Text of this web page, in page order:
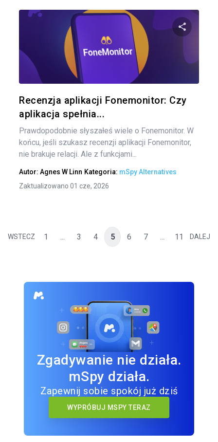
Recenzja aplikacji Fonemonitor: Czy
aplikacja spełnia...
Prawdopodobnie słyszałeś wiele o Fonemonitor. W
końcu, jeśli szukasz recenzji aplikacji Fonemonitor,
nie brakuje relacji. Ale z funkcjami...
Autor: Agnes W Linn Kategoria: mSpy Alternatives
Zaktualizowano 01 cze, 2026
WSTECZ 1 ... 3 4 5 6 7 ... 11 DALEJ
Zgadywanie nie działa.
mSpy działa.
Zapewnij sobie spokój już dziś
WYPRÓBUJ MSPY TERAZ